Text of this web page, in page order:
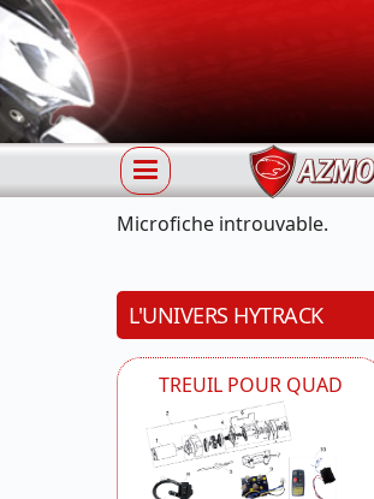
Microfiche introuvable.
L'UNIVERS HYTRACK
TREUIL POUR QUAD